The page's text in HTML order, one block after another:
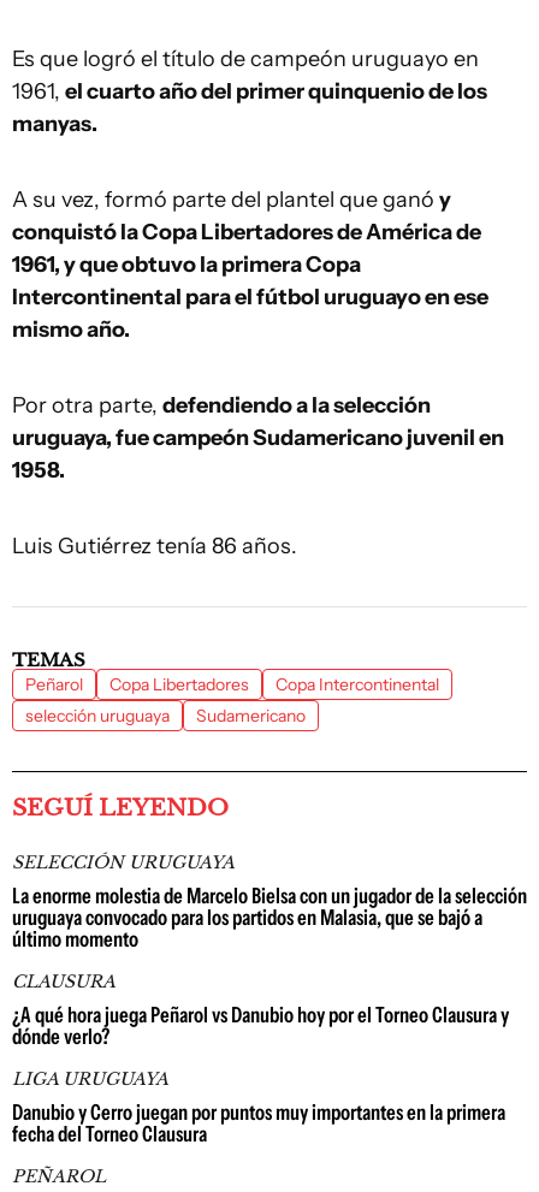
Es que logró el título de campeón uruguayo en
1961, el cuarto año del primer quinquenio de los
manyas.
A su vez, formó parte del plantel que ganó y
conquistó la Copa Libertadores de América de
1961, y que obtuvo la primera Copa
Intercontinental para el fútbol uruguayo en ese
mismo año.
Por otra parte, defendiendo a la selección
uruguaya, fue campeón Sudamericano juvenil en
1958.
Luis Gutiérrez tenía 86 años.
TEMAS
Peñarol Copa Libertadores
Copa Intercontinental
selección uruguaya
Sudamericano
SEGUÍ LEYENDO
SELECCIÓN URUGUAYA
La enorme molestia de Marcelo Bielsa con un jugador de la selección
uruguaya convocado para los partidos en Malasia, que se bajó a
último momento
CLAUSURA
¿A qué hora juega Peñarol vs Danubio hoy por el Torneo Clausura y
dónde verlo?
LIGA URUGUAYA
Danubio y Cerro juegan por puntos muy importantes en la primera
fecha del Torneo Clausura
PEÑAROL